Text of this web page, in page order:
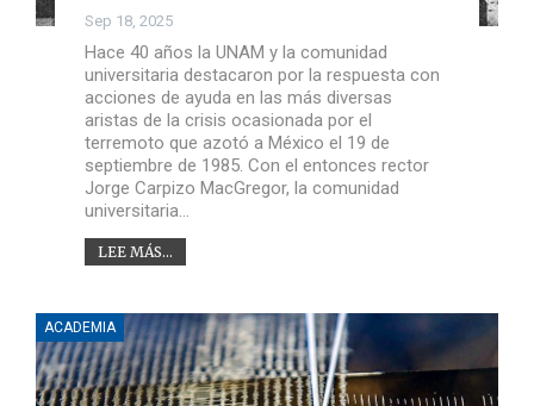
Sep 18, 2025
Hace 40 años la UNAM y la comunidad
universitaria destacaron por la respuesta con
acciones de ayuda en las más diversas
aristas de la crisis ocasionada por el
terremoto que azotó a México el 19 de
septiembre de 1985. Con el entonces rector
Jorge Carpizo MacGregor, la comunidad
universitaria…
LEE MÁS...
ACADEMIA